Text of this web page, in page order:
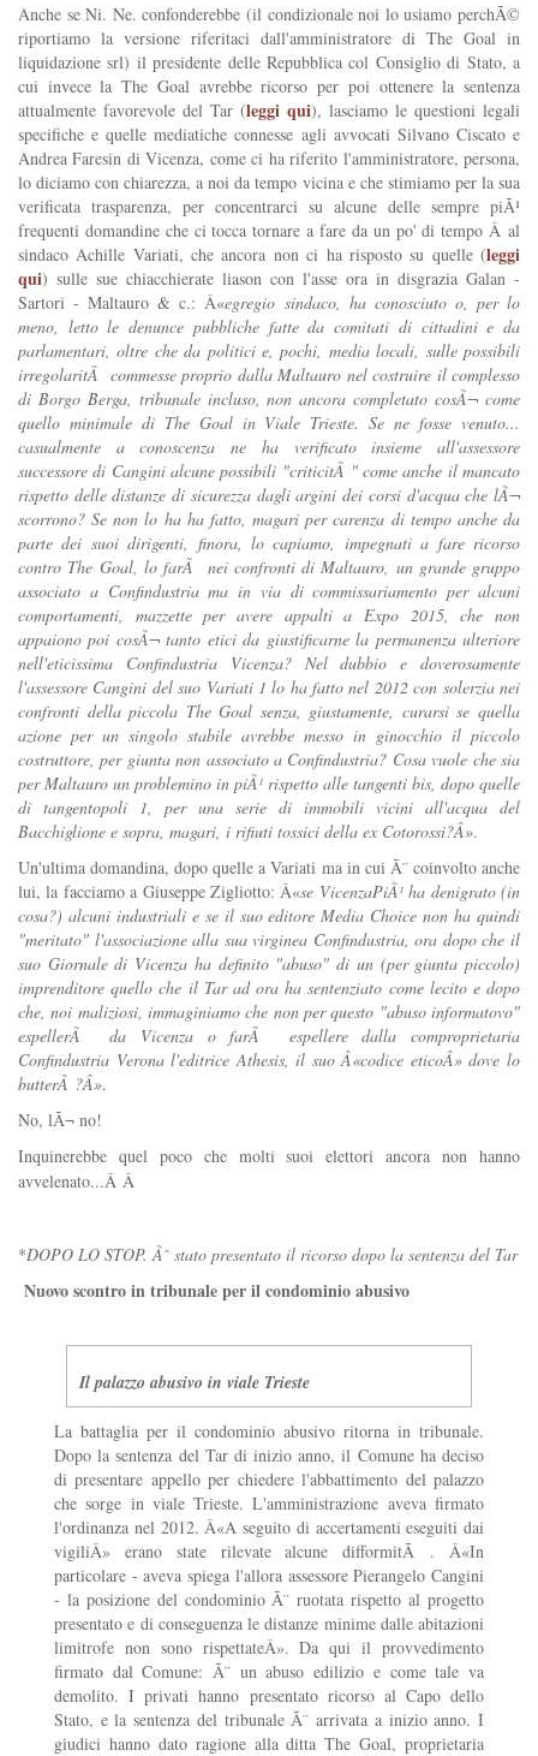
Anche se Ni. Ne. confonderebbe (il condizionale noi lo usiamo perchÃ©
riportiamo la versione riferitaci dall'amministratore di The Goal in
liquidazione srl) il presidente delle Repubblica col Consiglio di Stato, a
cui invece la The Goal avrebbe ricorso per poi ottenere la sentenza
attualmente favorevole del Tar (leggi qui), lasciamo le questioni legali
specifiche e quelle mediatiche connesse agli avvocati Silvano Ciscato e
Andrea Faresin di Vicenza, come ci ha riferito l'amministratore, persona,
lo diciamo con chiarezza, a noi da tempo vicina e che stimiamo per la sua
verificata trasparenza, per concentrarci su alcune delle sempre piÃ¹
frequenti domandine che ci tocca tornare a fare da un po' di tempo Â al
sindaco Achille Variati, che ancora non ci ha risposto su quelle (leggi
qui) sulle sue chiacchierate liason con l'asse ora in disgrazia Galan -
Sartori - Maltauro & c.: Â«egregio sindaco, ha conosciuto o, per lo
meno, letto le denunce pubbliche fatte da comitati di cittadini e da
parlamentari, oltre che da politici e, pochi, media locali, sulle possibili
irregolaritÃ commesse proprio dalla Maltauro nel costruire il complesso
di Borgo Berga, tribunale incluso, non ancora completato cosÃ¬ come
quello minimale di The Goal in Viale Trieste. Se ne fosse venuto...
casualmente a conoscenza ne ha verificato insieme all'assessore
successore di Cangini alcune possibili "criticitÃ " come anche il mancato
rispetto delle distanze di sicurezza dagli argini dei corsi d'acqua che lÃ¬
scorrono? Se non lo ha ha fatto, magari per carenza di tempo anche da
parte dei suoi dirigenti, finora, lo capiamo, impegnati a fare ricorso
contro The Goal, lo farÃ nei confronti di Maltauro, un grande gruppo
associato a Confindustria ma in via di commissariamento per alcuni
comportamenti, mazzette per avere appalti a Expo 2015, che non
appaiono poi cosÃ¬ tanto etici da giustificarne la permanenza ulteriore
nell'eticissima Confindustria Vicenza? Nel dubbio e doverosamente
l'assessore Cangini del suo Variati 1 lo ha fatto nel 2012 con solerzia nei
confronti della piccola The Goal senza, giustamente, curarsi se quella
azione per un singolo stabile avrebbe messo in ginocchio il piccolo
costruttore, per giunta non associato a Confindustria? Cosa vuole che sia
per Maltauro un problemino in piÃ¹ rispetto alle tangenti bis, dopo quelle
di tangentopoli 1, per una serie di immobili vicini all'acqua del
Bacchiglione e sopra, magari, i rifiuti tossici della ex Cotorossi?Â».
Un'ultima domandina, dopo quelle a Variati ma in cui Ã¨ coinvolto anche
lui, la facciamo a Giuseppe Zigliotto: Â«se VicenzaPiÃ¹ ha denigrato (in
cosa?) alcuni industriali e se il suo editore Media Choice non ha quindi
"meritato" l'associazione alla sua virginea Confindustria, ora dopo che il
suo Giornale di Vicenza ha definito "abuso" di un (per giunta piccolo)
imprenditore quello che il Tar ad ora ha sentenziato come lecito e dopo
che, noi maliziosi, immaginiamo che non per questo "abuso informatovo"
espellerÃ da Vicenza o farÃ espellere dalla comproprietaria
Confindustria Verona l'editrice Athesis, il suo Â«codice eticoÂ» dove lo
butterÃ ?Â».
No, lÃ¬ no!
Inquinerebbe quel poco che molti suoi elettori ancora non hanno
avvelenato...Â Â
*DOPO LO STOP. Ãˆ stato presentato il ricorso dopo la sentenza del Tar
Nuovo scontro in tribunale per il condominio abusivo
Il palazzo abusivo in viale Trieste
La battaglia per il condominio abusivo ritorna in tribunale.
Dopo la sentenza del Tar di inizio anno, il Comune ha deciso
di presentare appello per chiedere l'abbattimento del palazzo
che sorge in viale Trieste. L'amministrazione aveva firmato
l'ordinanza nel 2012. Â«A seguito di accertamenti eseguiti dai
vigiliÂ» erano state rilevate alcune difformitÃ . Â«In
particolare - aveva spiega l'allora assessore Pierangelo Cangini
- la posizione del condominio Ã¨ ruotata rispetto al progetto
presentato e di conseguenza le distanze minime dalle abitazioni
limitrofe non sono rispettateÂ». Da qui il provvedimento
firmato dal Comune: Ã¨ un abuso edilizio e come tale va
demolito. I privati hanno presentato ricorso al Capo dello
Stato, e la sentenza del tribunale Ã¨ arrivata a inizio anno. I
giudici hanno dato ragione alla ditta The Goal, proprietaria